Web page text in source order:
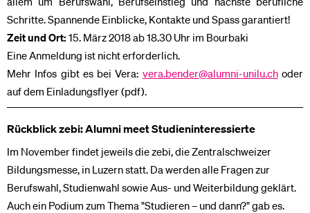
Schritte. Spannende Einblicke, Kontakte und Spass garantiert!
Zeit und Ort: 15. März 2018 ab 18.30 Uhr im Bourbaki
Eine Anmeldung ist nicht erforderlich.
Mehr Infos gibt es bei Vera: vera.bender@alumni-unilu.choder
auf dem Einladungsflyer (pdf).
Rückblick zebi: Alumni meet Studieninteressierte
Im November findet jeweils die zebi, die Zentralschweizer
Bildungsmesse, in Luzern statt. Da werden alle Fragen zur
Berufswahl, Studienwahl sowie Aus- und Weiterbildung geklärt.
Auch ein Podium zum Thema "Studieren – und dann?" gab es.